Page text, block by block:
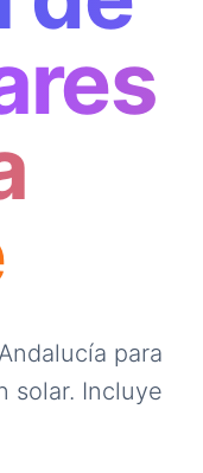
para
solar. Incluye